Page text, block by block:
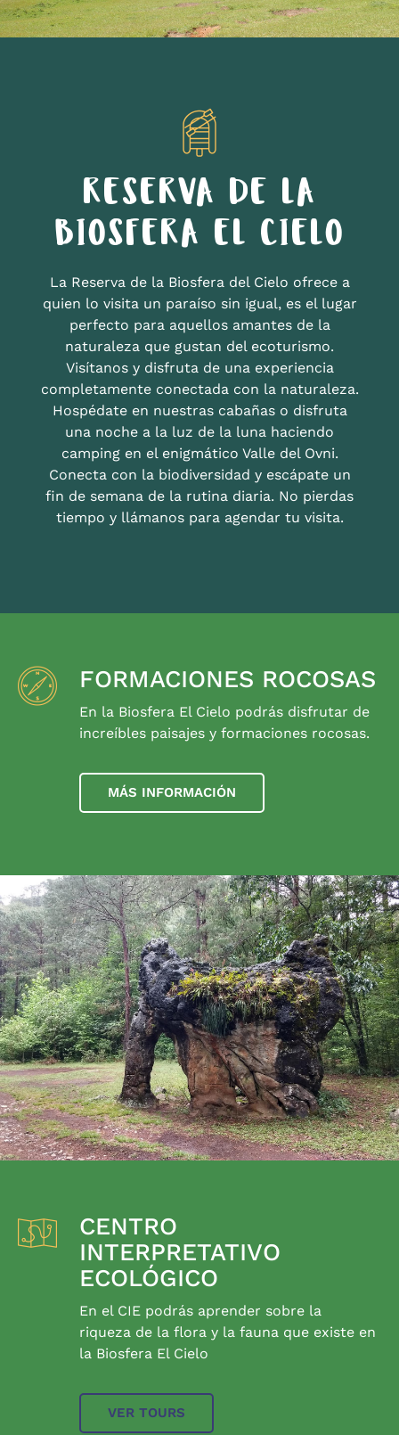
RESERVA DE LA
BIOSFERA EL CIELO
La Reserva de la Biosfera del Cielo ofrece a
quien lo visita un paraíso sin igual, es el lugar
perfecto para aquellos amantes de la
naturaleza que gustan del ecoturismo.
Visítanos y disfruta de una experiencia
completamente conectada con la naturaleza.
Hospédate en nuestras cabañas o disfruta
una noche a la luz de la luna haciendo
camping en el enigmático Valle del Ovni.
Conecta con la biodiversidad y escápate un
fin de semana de la rutina diaria. No pierdas
tiempo y llámanos para agendar tu visita.
FORMACIONES ROCOSAS
En la Biosfera El Cielo podrás disfrutar de
increíbles paisajes y formaciones rocosas.
MÁS INFORMACIÓN
CENTRO
INTERPRETATIVO
ECOLÓGICO
En el CIE podrás aprender sobre la
riqueza de la flora y la fauna que existe en
la Biosfera El Cielo
VER TOURS